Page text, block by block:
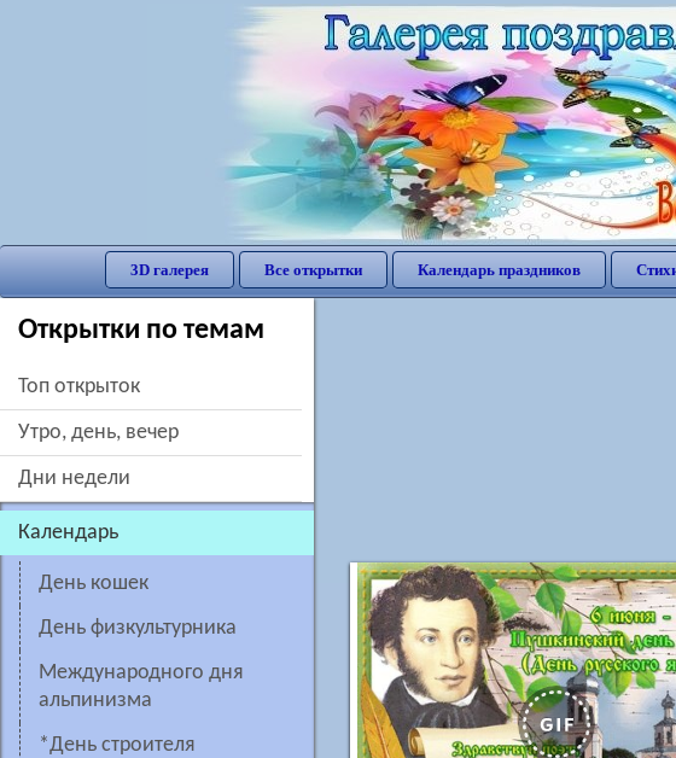
3D галерея Все открытки Календарь праздников
Открытки по темам
Топ открыток
утро, день, вечер
дни недели
Календарь
День кошек
День физкультурника
Международного дня
альпинизма
*День строителя